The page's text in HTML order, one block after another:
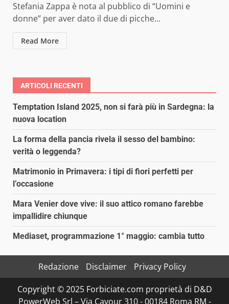
Stefania Zappa è nota al pubblico di “Uomini e
donne” per aver dato il due di picche...
Read More
ARTICOLI RECENTI
Temptation Island 2025, non si farà più in Sardegna: la
nuova location
La forma della pancia rivela il sesso del bambino:
verità o leggenda?
Matrimonio in Primavera: i tipi di fiori perfetti per
l’occasione
Mara Venier dove vive: il suo attico romano farebbe
impallidire chiunque
Mediaset, programmazione 1° maggio: cambia tutto
Redazione Disclaimer
Privacy Policy
Copyright © 2025 Forbiciate.com proprietà di D&D
PowerWeb Srl – Via Cavour 310 - 00184 Roma RM -